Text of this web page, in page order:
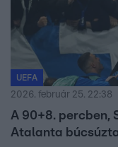
UEFA
2026. február 25. 22:38
A 90+8. percben,
Atalanta